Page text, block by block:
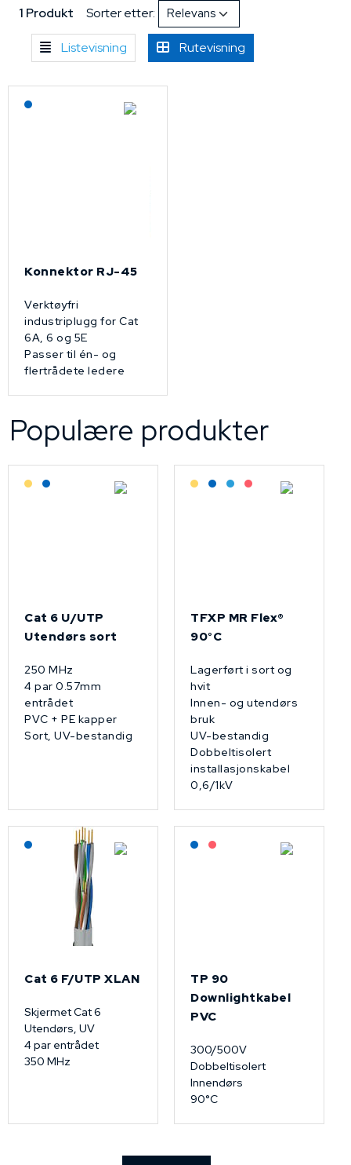
1 Produkt Sorter etter:
Listevisning Rutevisning
Lagerført: NEK Kabel
Konnektor RJ-45
Verktøyfri
industriplugg for Cat
6A, 6 og 5E
Passer til én- og
flertrådete ledere
Populære produkter
Lagerført: Grossist
Lagerført: NEK Kabel
Cat 6 U/UTP
Utendørs sort
250 MHz
4 par 0.57mm
entrådet
PVC + PE kapper
Sort, UV-bestandig
Lagerført: Grossist
Lagerført: NEK Kabel
Bestilling: 2-3 uker
På forespørsel
TFXP MR Flex®
90°C
Lagerført i sort og
hvit
Innen- og utendørs
bruk
UV-bestandig
Dobbeltisolert
installasjonskabel
0,6/1kV
Lagerført: NEK Kabel
Cat 6 F/UTP XLAN
Skjermet Cat 6
Utendørs, UV
4 par entrådet
350 MHz
Lagerført: NEK Kabel
På forespørsel
TP 90
Downlightkabel
PVC
300/500V
Dobbeltisolert
Innendørs
90°C